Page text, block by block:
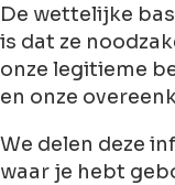
De wettelijke
is dat ze
onze legitieme
en onze
We delen deze
waar je hebt